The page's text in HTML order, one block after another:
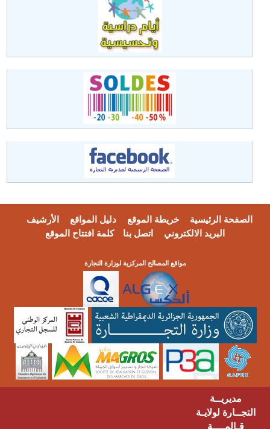
الصفحة الرئيسية خريطة الموقع دليل المواقع
الأرشيف
البريد الالكتروني
اتصل بنا كلمة افتتاح الموقع
مواقع المصالح المركزية لوزارة التجارة
مديريــة
التجــارة لولايـة
قـالمــــة